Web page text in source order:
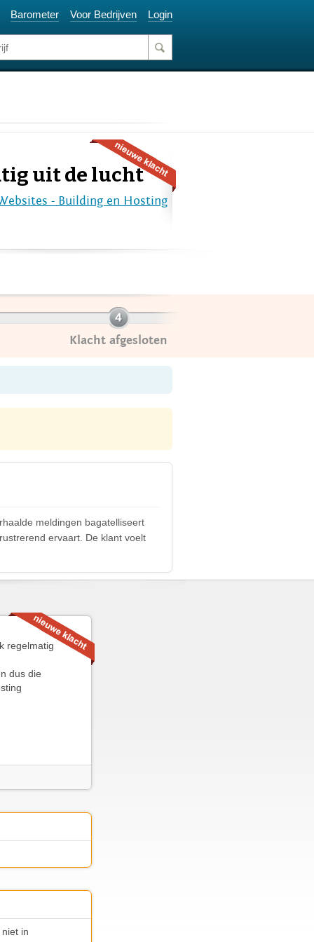
Barometer Voor Bedrijven Login
uit de lucht
- Building en Hosting
Klacht afgesloten
meldingen bagatelliseert
ervaart. De klant voelt
regelmatig
dus die
in